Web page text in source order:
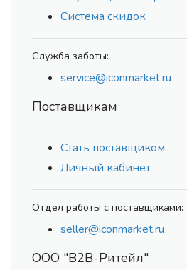
Система скидок
Служба заботы:
service@iconmarket.ru
Поставщикам
Стать поставщиком
Личный кабинет
Отдел работы с поставщиками:
seller@iconmarket.ru
ООО "В2В-Ритейл"